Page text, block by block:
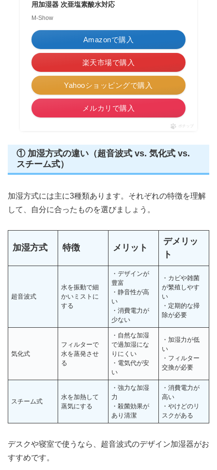
用加湿器 次亜塩素酸水対応
M-Show
Amazonで購入
楽天市場で購入
Yahooショッピングで購入
メルカリで購入
ポチップ
① 加湿方式の違い（超音波式 vs. 気化式 vs.
スチーム式）
加湿方式には主に3種類あります。それぞれの特徴を理解
して、自分に合ったものを選びましょう。
加湿方式 特徴 メリット
デメリッ
ト
超音波式
水を振動で細
かいミストに
する
・デザインが
豊富
・静音性が高
い
・消費電力が
少ない
・カビや雑菌
が繁殖しやす
い
・定期的な掃
除が必要
気化式
フィルターで
水を蒸発させ
る
・自然な加湿
で過加湿にな
りにくい
・電気代が安
い
・加湿力が低
い
・フィルター
交換が必要
スチーム式
水を加熱して
蒸気にする
・強力な加湿
力
・殺菌効果が
あり清潔
・消費電力が
高い
・やけどのリ
スクがある
デスクや寝室で使うなら、超音波式のデザイン加湿器がお
すすめです。